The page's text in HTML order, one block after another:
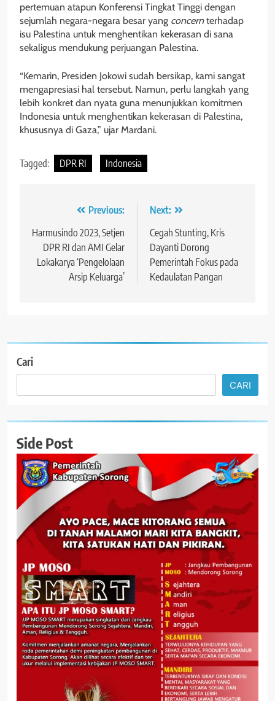
pertemuan atapun Konferensi Tingkat Tinggi dengan
sejumlah negara-negara besar yang concernterhadap
isu Palestina untuk menghentikan kekerasan di sana
sekaligus mendukung perjuangan Palestina.
“Kemarin, Presiden Jokowi sudah bersikap, kami sangat
mengapresiasi hal tersebut. Namun, perlu langkah yang
lebih konkret dan nyata guna menunjukkan komitmen
Indonesia untuk menghentikan kekerasan di Palestina,
khususnya di Gaza,” ujar Mardani.
Tagged: DPR RI Indonesia
Navigasi
pos
Previous:
Harmusindo 2023, Setjen
DPR RI dan AMI Gelar
Lokakarya ‘Pengelolaan
Arsip Keluarga’
Next:
Cegah Stunting, Kris
Dayanti Dorong
Pemerintah Fokus pada
Kedaulatan Pangan
Cari
CARI
Side Post